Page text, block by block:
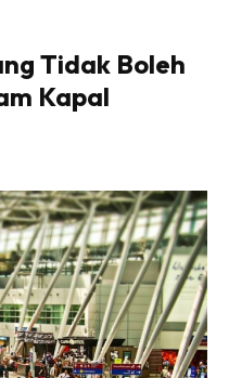
Tidak Boleh
Kapal